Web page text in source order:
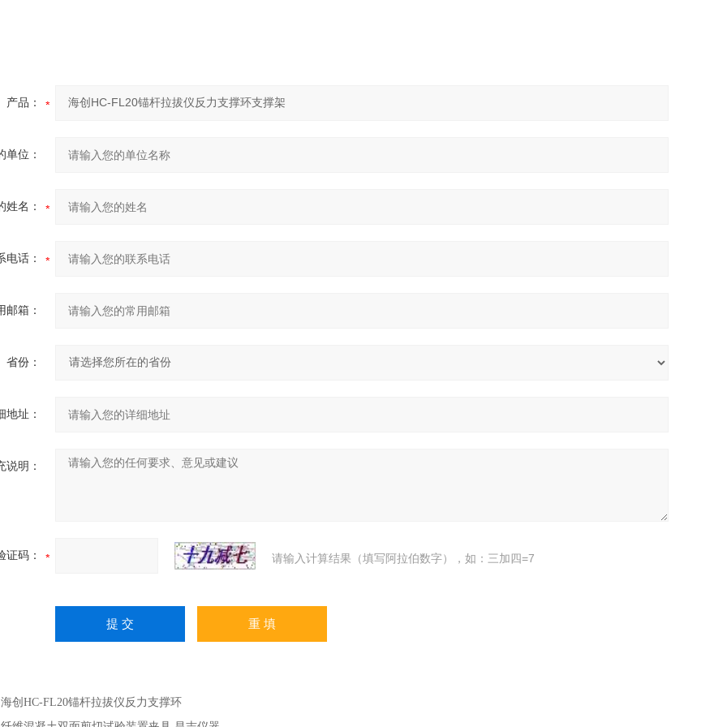
产品：
单位：
姓名：
电话：
邮箱：
省份：
地址：
说明：
证码： 请输入计算结果（填写阿拉伯数字），如：三加四=7
海创HC-FL20锚杆拉拔仪反力支撑环